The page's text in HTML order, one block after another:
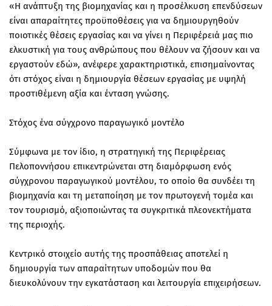
«Η ανάπτυξη της βιομηχανίας και η προσέλκυση επενδύσεων
είναι απαραίτητες προϋποθέσεις για να δημιουργηθούν
ποιοτικές θέσεις εργασίας και να γίνει η Περιφέρειά μας πιο
ελκυστική για τους ανθρώπους που θέλουν να ζήσουν και να
εργαστούν εδώ», ανέφερε χαρακτηριστικά, επισημαίνοντας
ότι στόχος είναι η δημιουργία θέσεων εργασίας με υψηλή
προστιθέμενη αξία και ένταση γνώσης.
Στόχος ένα σύγχρονο παραγωγικό μοντέλο
Σύμφωνα με τον ίδιο, η στρατηγική της Περιφέρειας
Πελοποννήσου επικεντρώνεται στη διαμόρφωση ενός
σύγχρονου παραγωγικού μοντέλου, το οποίο θα συνδέει τη
βιομηχανία και τη μεταποίηση με τον πρωτογενή τομέα και
τον τουρισμό, αξιοποιώντας τα συγκριτικά πλεονεκτήματα
της περιοχής.
Κεντρικό στοιχείο αυτής της προσπάθειας αποτελεί η
δημιουργία των απαραίτητων υποδομών που θα
διευκολύνουν την εγκατάσταση και λειτουργία επιχειρήσεων.